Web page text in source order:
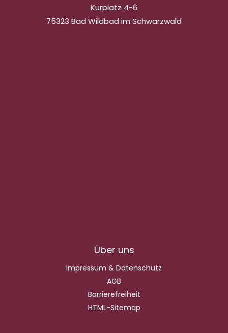
Kurplatz 4-6
75323 Bad Wildbad im Schwarzwald
Über uns
Impressum & Datenschutz
AGB
Barrierefreiheit
HTML-Sitemap